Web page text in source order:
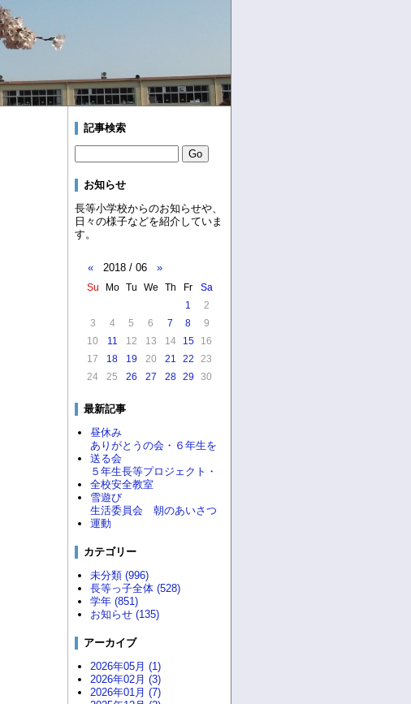
記事検索
お知らせ
長等小学校からのお知らせや、
日々の様子などを紹介していま
す。
« 2018 / 06 »
Su Mo Tu We Th Fr
Sa
1
2
3
4 5 6 7 8
9
10
11 12 13 14 15
16
17
18 19 20 21 22
23
24
25 26 27 28 29 30
最新記事
昼休み
ありがとうの会・６年生を
送る会
５年生長等プロジェクト・
全校安全教室
雪遊び
生活委員会 朝のあいさつ
運動
カテゴリー
未分類 (996)
長等っ子全体 (528)
学年 (851)
お知らせ (135)
アーカイブ
2026年05月 (1)
2026年02月 (3)
2026年01月 (7)